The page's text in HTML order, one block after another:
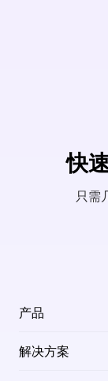
快
只需
产品
解决方案